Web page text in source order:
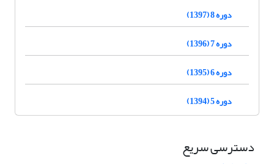
دوره 8 (1397)
دوره 7 (1396)
دوره 6 (1395)
دوره 5 (1394)
دسترسی سریع